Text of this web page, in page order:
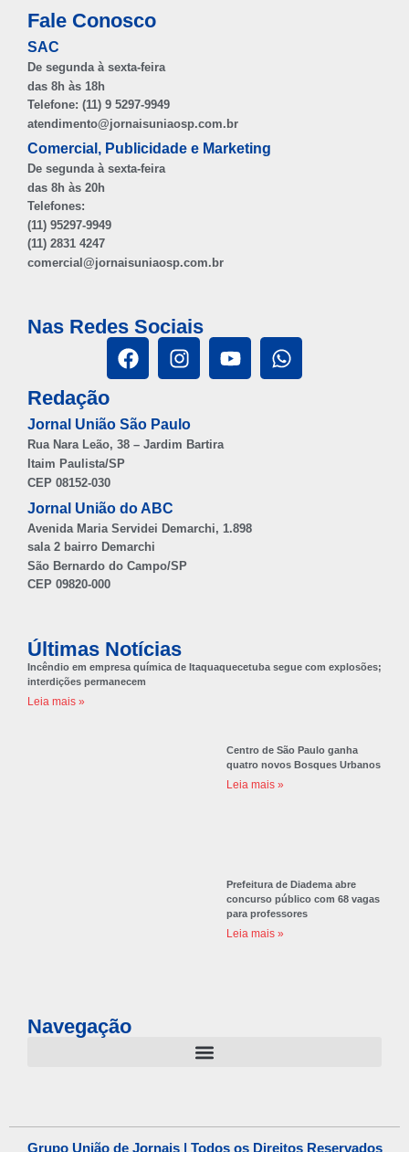
Fale Conosco
SAC
De segunda à sexta-feira
das 8h às 18h
Telefone: (11) 9 5297-9949
atendimento@jornaisuniaosp.com.br
Comercial, Publicidade e Marketing
De segunda à sexta-feira
das 8h às 20h
Telefones:
(11) 95297-9949
(11) 2831 4247
comercial@jornaisuniaosp.com.br
Nas Redes Sociais
Redação
Jornal União São Paulo
Rua Nara Leão, 38 – Jardim Bartira
Itaim Paulista/SP
CEP 08152-030
Jornal União do ABC
Avenida Maria Servidei Demarchi, 1.898
sala 2 bairro Demarchi
São Bernardo do Campo/SP
CEP 09820-000
Últimas Notícias
Incêndio em empresa química de Itaquaquecetuba segue com explosões;
interdições permanecem
Leia mais »
Centro de São Paulo ganha
quatro novos Bosques Urbanos
Leia mais »
Prefeitura de Diadema abre
concurso público com 68 vagas
para professores
Leia mais »
Navegação
Grupo União de Jornais | Todos os Direitos Reservados